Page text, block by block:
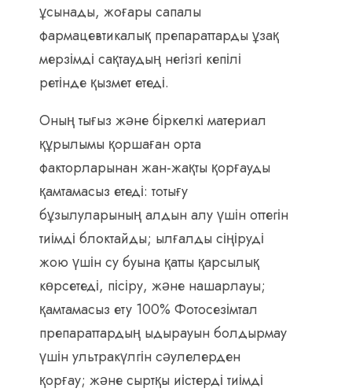
ұсынады, жоғары сапалы
фармацевтикалық препараттарды ұзақ
мерзімді сақтаудың негізгі кепілі
ретінде қызмет етеді.
Оның тығыз және біркелкі материал
құрылымы қоршаған орта
факторларынан жан-жақты қорғауды
қамтамасыз етеді: тотығу
бұзылуларының алдын алу үшін оттегін
тиімді блоктайды; ылғалды сіңіруді
жою үшін су буына қатты қарсылық
көрсетеді, пісіру, және нашарлауы;
қамтамасыз ету 100% Фотосезімтал
препараттардың ыдырауын болдырмау
үшін ультракүлгін сәулелерден
қорғау; және сыртқы иістерді тиімді